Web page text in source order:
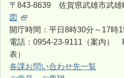
〒843-8639 佐賀県武雄市武雄
図
開庁時間：平日8時30分～17時
電話：0954-23-9111（案内）
表）
各課お問い合わせ先一覧